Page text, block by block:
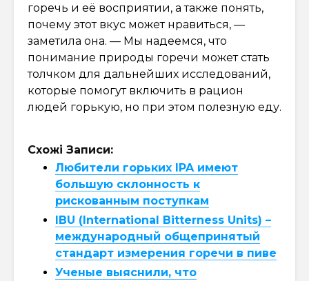
горечь и её восприятии, а также понять,
почему этот вкус может нравиться, —
заметила она. — Мы надеемся, что
понимание природы горечи может стать
толчком для дальнейших исследований,
которые помогут включить в рацион
людей горькую, но при этом полезную еду.
Схожі Записи:
Любители горьких IPA имеют
большую склонность к
рискованным поступкам
IBU (International Bitterness Units) –
международный общепринятый
стандарт измерения горечи в пиве
Ученые выяснили, что